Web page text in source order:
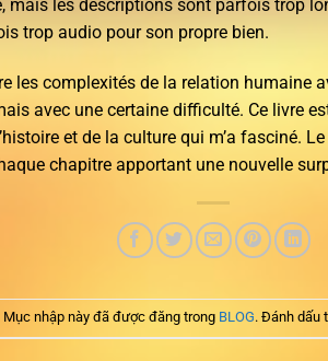
mais les descriptions sont parfois trop
trop audio pour son propre bien.
les complexités de la relation humaine
avec une certaine difficulté. Ce livre
et de la culture qui m’a fasciné.
chapitre apportant une nouvelle
Mục nhập này đã được đăng trong BLOG. Đánh dấu